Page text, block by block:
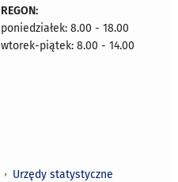
REGON:
poniedziałek: 8.00 - 18.00
wtorek-piątek: 8.00 - 14.00
Urzędy statystyczne